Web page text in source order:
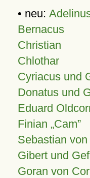
• neu:
Bernacus
Christian
Chlothar
Cyriacus und
Donatus und
Eduard
Finian Cam
Sebastian
Gibert und
Goran von